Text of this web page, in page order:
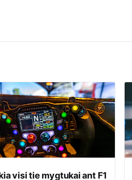
visi tie mygtukai ant F1